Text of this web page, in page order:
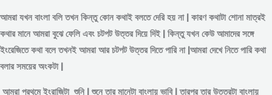
আমরা যখন বাংলা বলি তখন কিন্তু কোন কথাই বলতে দেরি হয় না | কারণ কথাটা শোনা মাত্রই
কথার মানে আমরা বুঝে ফেলি এবং চটপট উত্তর দিয়ে দিই | কিন্তু যখন কেউ আমাদের সঙ্গে
ইংরেজিতে কথা বলে তখনই আমরা আর চটপট উত্তর দিতে পারি না |আমরা দেখে নিতে পারি কথা
বলার সময়ের অংকটা |
আমরা প্রথমে ইংরাজিটা শুনি | শুনে তার মানেটা বাংলায় ভাবি | তারপর তার উত্তরটা বাংলায়